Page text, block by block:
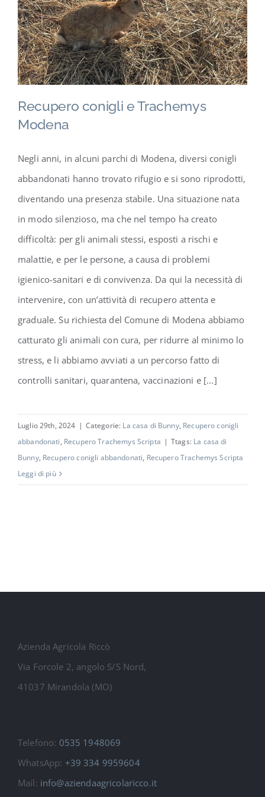
Contatti
Recupero conigli e Trachemys
Modena
Negli anni, in alcuni parchi di Modena, diversi conigli
abbandonati hanno trovato rifugio e si sono riprodotti,
diventando una presenza stabile. Una situazione nata
in modo silenzioso, ma che nel tempo ha creato
difficoltà: per gli animali stessi, esposti a rischi e
malattie, e per le persone, a causa di problemi
igienico-sanitari e di convivenza. Da qui la necessità di
intervenire, con un’attività di recupero attenta e
graduale. Su richiesta del Comune di Modena abbiamo
catturato gli animali con cura, per ridurre al minimo lo
stress, e li abbiamo avviati a un percorso fatto di
controlli sanitari, quarantena, vaccinazioni e [...]
Luglio 29th, 2024 | Categorie: La casa di Bunny, Recupero conigli
abbandonati, Recupero Trachemys Scripta | Ttags: La casa di
Bunny, Recupero conigli abbandonati, Recupero Trachemys Scripta
Leggi di più
Azienda Agricola Riccò
Via Forcole 2, angolo S/S Nord,
41037 Mirandola (MO)
Telefono: 0535 1948069
WhatsApp: +39 334 9959604
Mail: info@aziendaagricolaricco.it